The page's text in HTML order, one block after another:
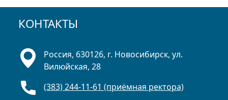
КОНТАКТЫ
Россия, 630126, г. Новосибирск, ул.
Вилюйская, 28
(383) 244-11-61 (приёмная ректора)